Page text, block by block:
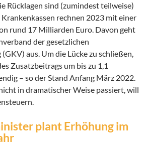
Rücklagen sind (zumindest teilweise)
rechnen 2023 mit einer
rund 17 Milliarden Euro. Davon geht
der gesetzlichen
aus. Um die Lücke zu schließen,
Zusatzbeitrags um bis zu 1,1
– so der Stand Anfang März 2022.
in dramatischer Weise passiert, will
plant Erhöhung im